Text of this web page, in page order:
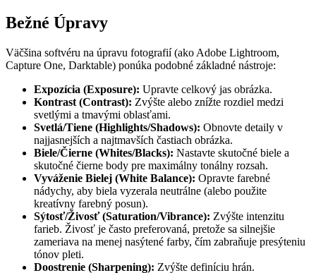
Bežné Úpravy
Väčšina softvéru na úpravu fotografií (ako Adobe Lightroom,
Capture One, Darktable) ponúka podobné základné nástroje:
Expozícia (Exposure): Upravte celkový jas obrázka.
Kontrast (Contrast): Zvýšte alebo znížte rozdiel medzi
svetlými a tmavými oblasťami.
Svetlá/Tiene (Highlights/Shadows): Obnovte detaily v
najjasnejších a najtmavších častiach obrázka.
Biele/Čierne (Whites/Blacks): Nastavte skutočné biele a
skutočné čierne body pre maximálny tonálny rozsah.
Vyváženie Bielej (White Balance): Opravte farebné
nádychy, aby biela vyzerala neutrálne (alebo použite
kreatívny farebný posun).
Sýtosť/Živosť (Saturation/Vibrance): Zvýšte intenzitu
farieb. Živosť je často preferovaná, pretože sa silnejšie
zameriava na menej nasýtené farby, čím zabraňuje presýteniu
tónov pleti.
Doostrenie (Sharpening): Zvýšte definíciu hrán.